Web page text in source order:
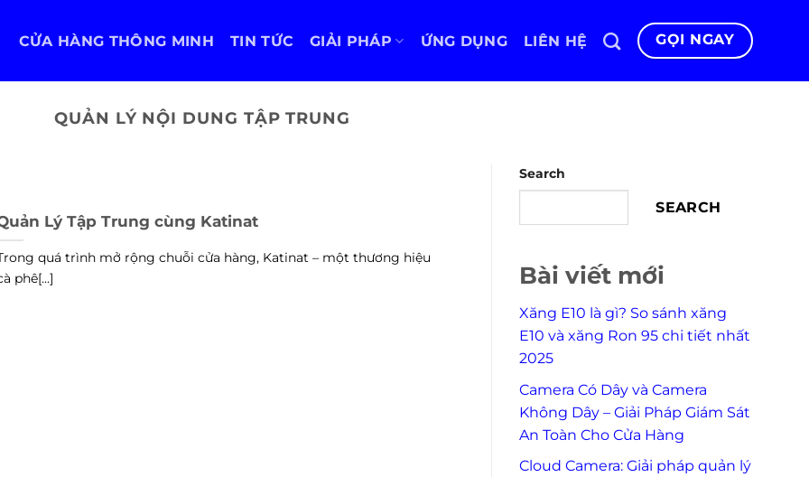
CỬA HÀNG THÔNG MINH TIN TỨC GIẢI PHÁP ỨNG DỤNG LIÊN HỆ GỌI NGAY
QUẢN LÝ NỘI DUNG TẬP TRUNG
Lý Tập Trung cùng Katinat
quá trình mở rộng chuỗi cửa hàng, Katinat – một thương hiệu
phê[...]
Search
SEARCH
Bài viết mới
Xăng E10 là gì? So sánh xăng
E10 và xăng Ron 95 chi tiết nhất
2025
Camera Có Dây và Camera
Không Dây – Giải Pháp Giám Sát
An Toàn Cho Cửa Hàng
Cloud Camera: Giải pháp quản lý